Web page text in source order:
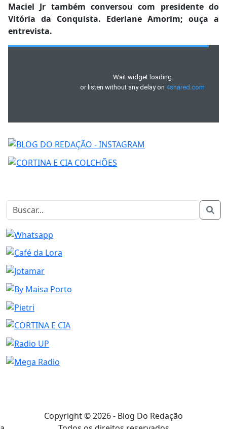
Maciel Jr também conversou com presidente do
Vitória da Conquista. Ederlane Amorim; ouça a
entrevista.
Copyright © 2026 - Blog Do Redação